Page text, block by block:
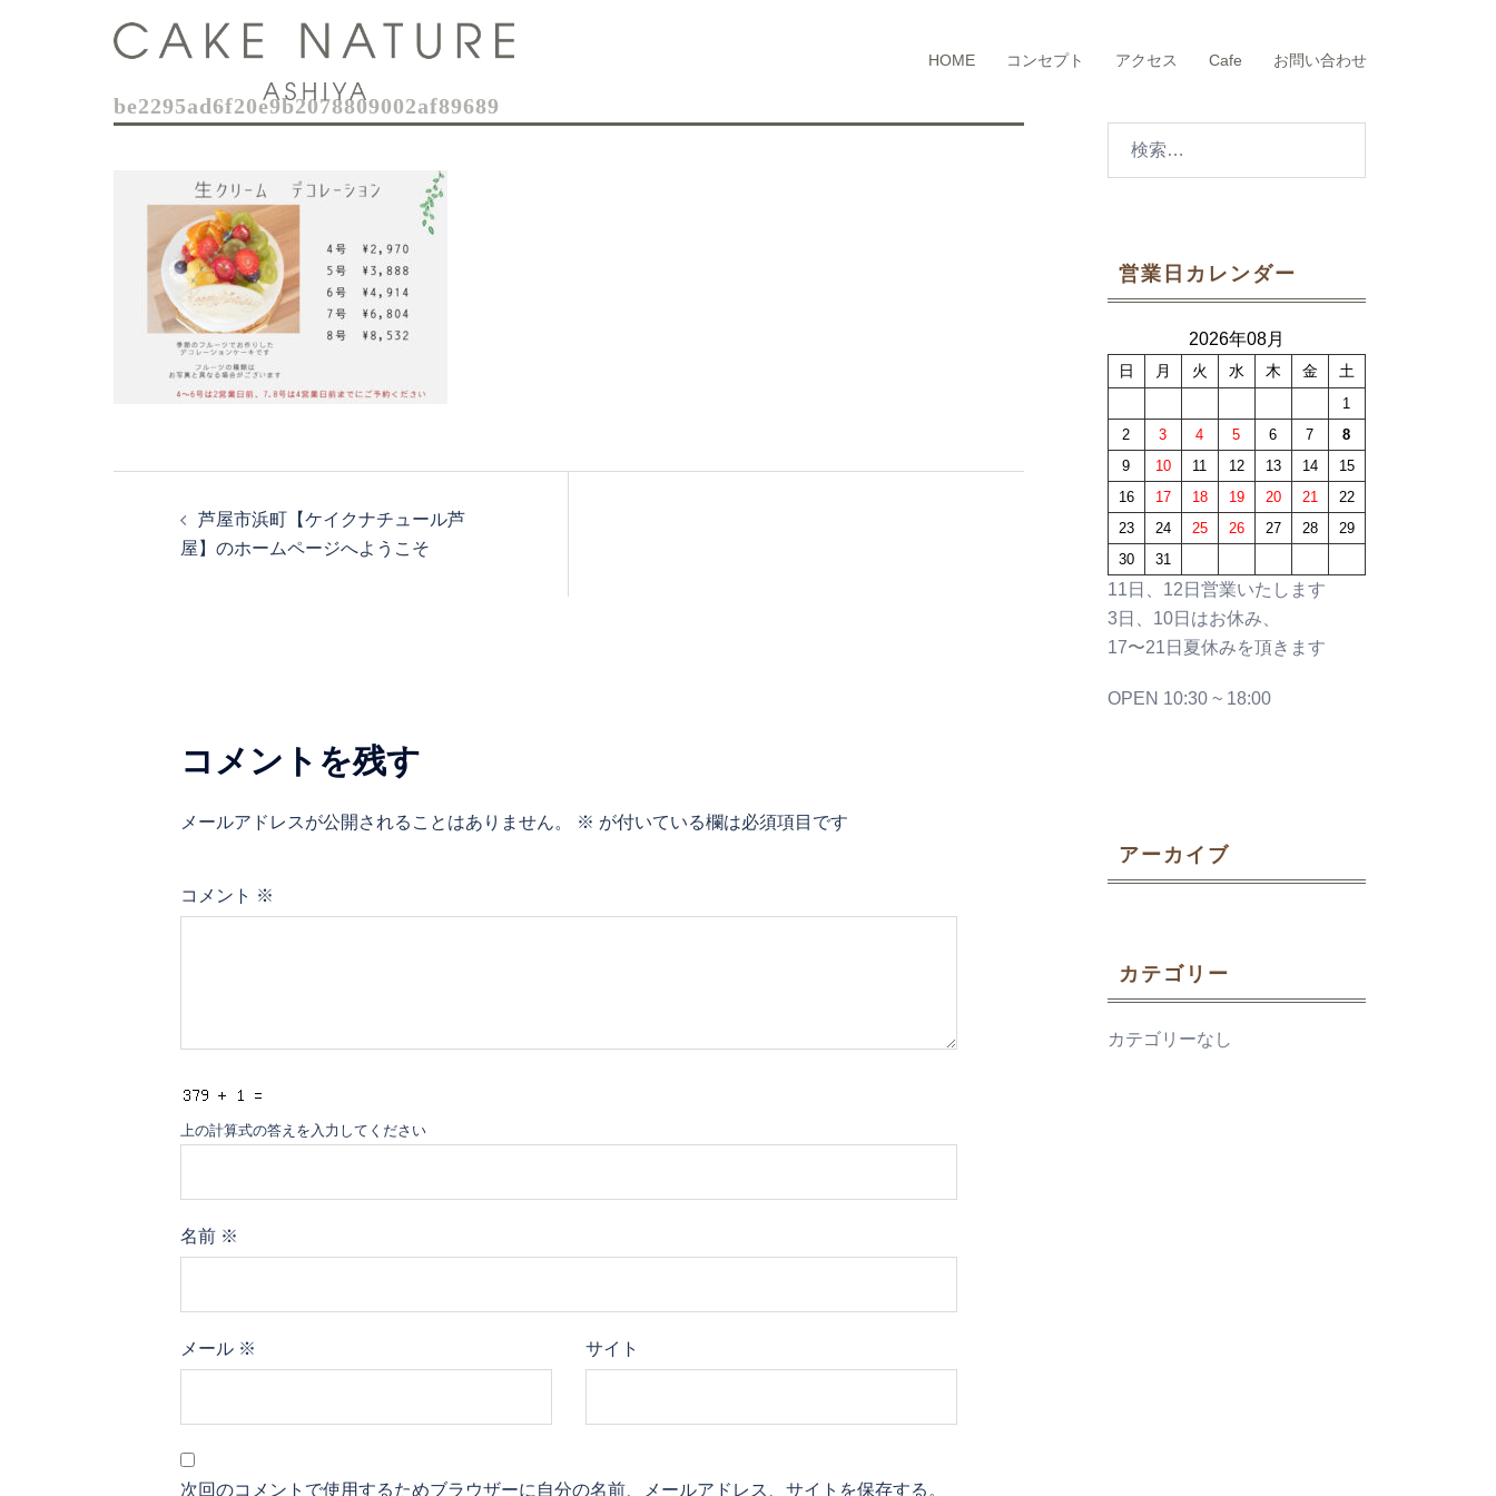
HOME コンセプト アクセス Cafe お問い合わせ
be2295ad6f20e9b2078809002af89689
芦屋市浜町【ケイクナチュール芦
屋】のホームページへようこそ
コメントを残す
メールアドレスが公開されることはありません。 ※ が付いている欄は必須項目です
コメント ※
上の計算式の答えを入力してください
名前 ※
メール ※ サイト
次回のコメントで使用するためブラウザーに自分の名前、メールアドレス、サイトを保存する。
営業日カレンダー
2026年08月
日 月 火 水 木 金 土
1
2
3 4 5 6 7
8
9
10 11 12 13 14
15
16
17 18 19 20 21
22
23
24 25 26 27 28
29
30
31
11日、12日営業いたします
3日、10日はお休み、
17〜21日夏休みを頂きます
OPEN 10:30 ~ 18:00
アーカイブ
カテゴリー
カテゴリーなし